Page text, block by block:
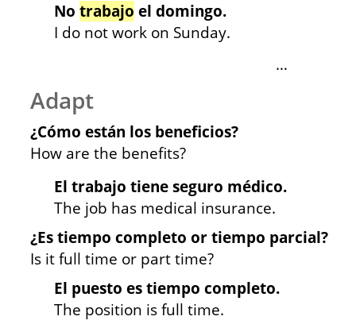
No trabajo el domingo.
I do not work on Sunday.
…
Adapt
¿Cómo están los beneficios?
How are the benefits?
El trabajo tiene seguro médico.
The job has medical insurance.
¿Es tiempo completo or tiempo parcial?
Is it full time or part time?
El puesto es tiempo completo.
The position is full time.